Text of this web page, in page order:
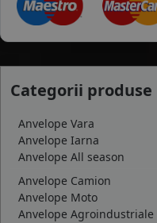
Categorii produse
Anvelope Vara
Anvelope Iarna
Anvelope All season
Anvelope Camion
Anvelope Moto
Anvelope Agroindustriale